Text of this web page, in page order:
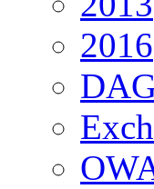
2016